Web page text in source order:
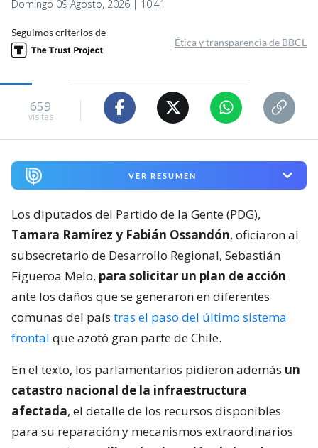
Domingo 09 Agosto, 2026 | 10:41
Seguimos criterios de
Ética y transparencia de BBCL
659
visitas
VER RESUMEN
Los diputados del Partido de la Gente (PDG),
Tamara Ramírez y Fabián Ossandón, oficiaron al
subsecretario de Desarrollo Regional, Sebastián
Figueroa Melo, para solicitar un plan de acción
ante los daños que se generaron en diferentes
comunas del país tras el paso del último sistema
frontal que azotó gran parte de Chile.
En el texto, los parlamentarios pidieron además un
catastro nacional de la infraestructura
afectada, el detalle de los recursos disponibles
para su reparación y mecanismos extraordinarios